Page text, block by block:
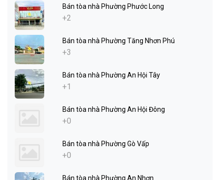
Bán tòa nhà Phường Phước Long
+2
Bán tòa nhà Phường Tăng Nhơn Phú
+3
Bán tòa nhà Phường An Hội Tây
+1
Bán tòa nhà Phường An Hội Đông
+0
Bán tòa nhà Phường Gò Vấp
+0
Bán tòa nhà Phường An Nhơn